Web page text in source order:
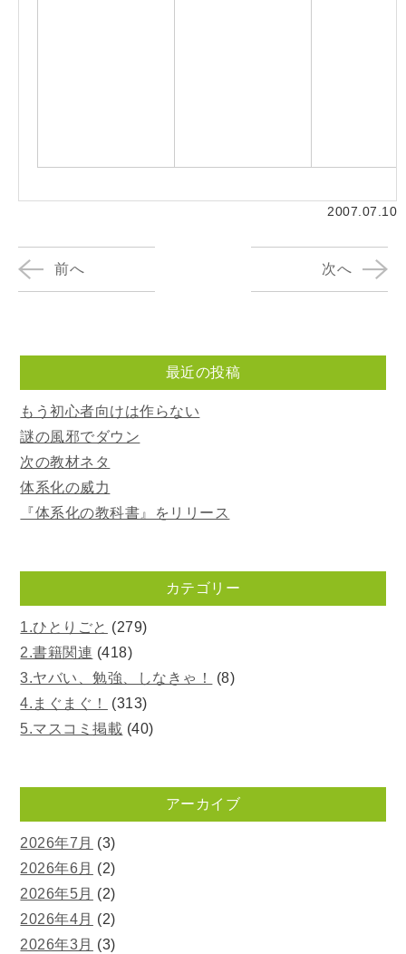
2007.07.10
前へ 次へ
最近の投稿
もう初心者向けは作らない
謎の風邪でダウン
次の教材ネタ
体系化の威力
『体系化の教科書』をリリース
カテゴリー
1.ひとりごと (279)
2.書籍関連 (418)
3.ヤバい、勉強、しなきゃ！
(8)
4.まぐまぐ！
(313)
5.マスコミ掲載 (40)
アーカイブ
2026年7月 (3)
2026年6月 (2)
2026年5月 (2)
2026年4月 (2)
2026年3月 (3)